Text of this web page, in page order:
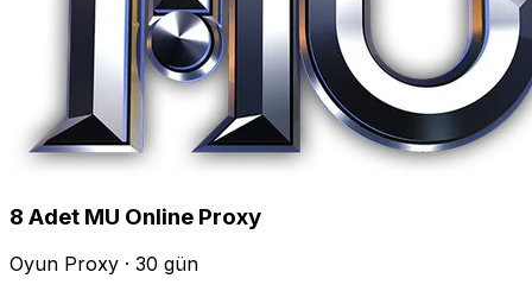
8 Adet MU Online Proxy
Oyun Proxy · 30 gün